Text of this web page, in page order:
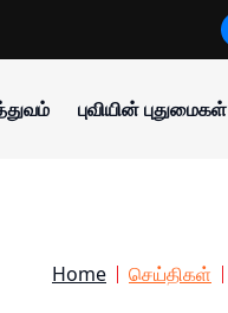
புவியின் புதுமைகள்
Home செய்திகள்